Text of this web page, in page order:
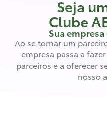
Seja
Clube
Sua
Ao se tornar um
empresa passa a
parceiros e a oferecer
nosso